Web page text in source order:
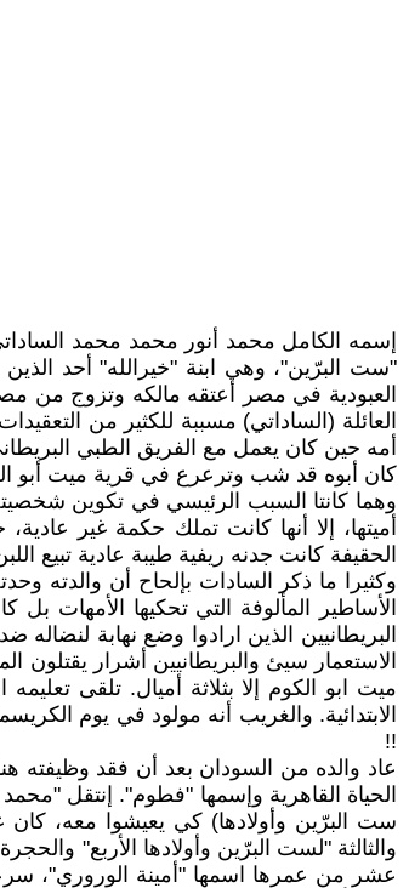
"ست البرّين"، وهي ابنة "خيرالله" أحد
العبودية في مصر أعتقه مالكه وتزوج من
أمه حين كان يعمل مع الفريق الطبي
كان أبوه قد شب وترعرع في قرية ميت أبو
وهما كانتا السبب الرئيسي في تكوين
أميتها، إلا أنها كانت تملك حكمة غير
الحقيفة كانت جدنه ريفية طيبة عادية تبيع
وكثيرا ما ذكر السادات بإلحاح أن والدته
الأساطير المألوفة التي تحكيها
البريطانيين الذين ارادوا وضع نهابة
الاستعمار سيئ والبريطانيين أشرار
ميت ابو الكوم إلا بثلاثة أميال. تلقى
الابتدائية. والغريب أنه مولود في يوم
!!
ست البرّين وأولادها) كي يعيشوا معه،
والثالثة "لست البرّين وأولادها الأربع"